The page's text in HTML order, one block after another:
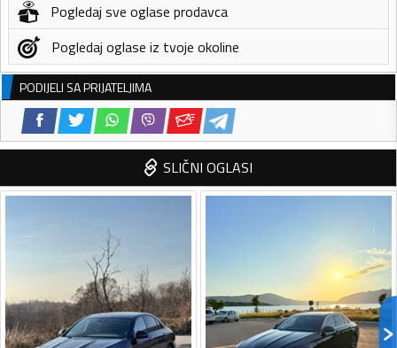
Pogledaj sve oglase prodavca
Pogledaj oglase iz tvoje okoline
PODIJELI SA PRIJATELJIMA
SLIČNI OGLASI